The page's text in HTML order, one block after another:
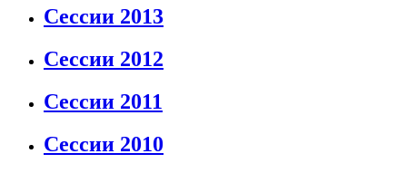
Сессии 2013
Сессии 2012
Сессии 2011
Сессии 2010